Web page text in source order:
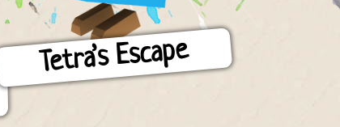
Tetra’s Escape